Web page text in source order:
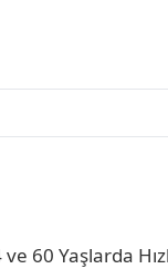
60 Yaşlarda